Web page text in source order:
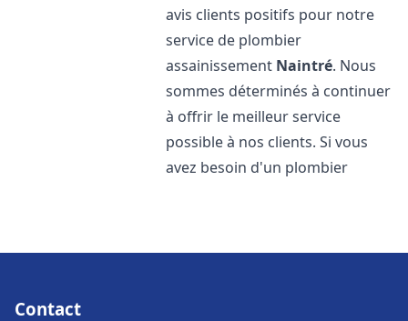
avis clients positifs pour notre
service de plombier
assainissement Naintré. Nous
sommes déterminés à continuer
à offrir le meilleur service
possible à nos clients. Si vous
avez besoin d'un plombier
Contact